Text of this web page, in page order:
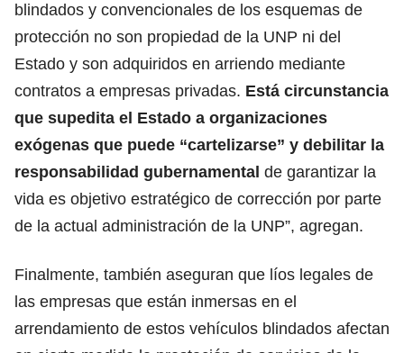
blindados y convencionales de los esquemas de
protección no son propiedad de la UNP ni del
Estado y son adquiridos en arriendo mediante
contratos a empresas privadas. Está circunstancia
que supedita el Estado a organizaciones
exógenas que puede “cartelizarse” y debilitar la
responsabilidad gubernamental de garantizar la
vida es objetivo estratégico de corrección por parte
de la actual administración de la UNP”, agregan.
Finalmente, también aseguran que líos legales de
las empresas que están inmersas en el
arrendamiento de estos vehículos blindados afectan